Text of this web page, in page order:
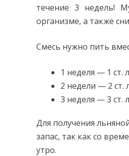
течение 3 недель!
организме, а также
Смесь нужно пить
1 неделя — 1 ст.
2 недели — 2 ст.
3 неделя — 3 ст.
Для получения
запас, так как со
утро.